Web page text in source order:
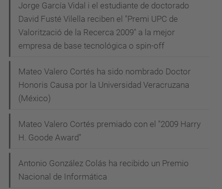
Jorge García Vidal i el estudiante de doctorado
David Fusté Vilella reciben el "Premi UPC de
Valorització de la Recerca 2009" a la mejor
empresa de base tecnológica o spin-off
Mateo Valero Cortés ha sido nombrado Doctor
Honoris Causa por la Universidad Veracruzana
(México)
Mateo Valero Cortés premiado con el "2009 Harry
H. Goode Award"
Antonio González Colás ha recibido un Premio
Nacional de Informática